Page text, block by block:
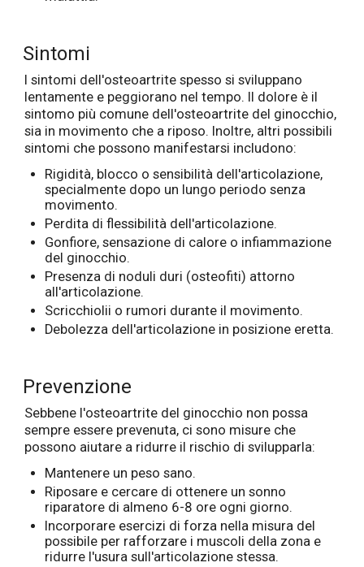
Sintomi
I sintomi dell'osteoartrite spesso si sviluppano
lentamente e peggiorano nel tempo. Il dolore è il
sintomo più comune dell'osteoartrite del ginocchio,
sia in movimento che a riposo. Inoltre, altri possibili
sintomi che possono manifestarsi includono:
Rigidità, blocco o sensibilità dell'articolazione,
specialmente dopo un lungo periodo senza
movimento.
Perdita di flessibilità dell'articolazione.
Gonfiore, sensazione di calore o infiammazione
del ginocchio.
Presenza di noduli duri (osteofiti) attorno
all'articolazione.
Scricchiolii o rumori durante il movimento.
Debolezza dell'articolazione in posizione eretta.
Prevenzione
Sebbene l'osteoartrite del ginocchio non possa
sempre essere prevenuta, ci sono misure che
possono aiutare a ridurre il rischio di svilupparla:
Mantenere un peso sano.
Riposare e cercare di ottenere un sonno
riparatore di almeno 6-8 ore ogni giorno.
Incorporare esercizi di forza nella misura del
possibile per rafforzare i muscoli della zona e
ridurre l'usura sull'articolazione stessa.